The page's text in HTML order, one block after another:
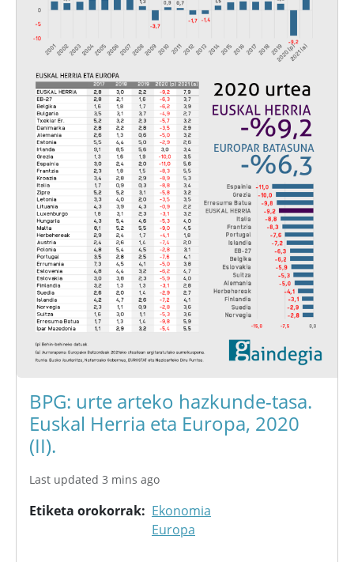
BPG: urte arteko hazkunde-tasa.
Euskal Herria eta Europa, 2020
(II).
Last updated 3 mins ago
Etiketa orokorrak
Ekonomia
Europa